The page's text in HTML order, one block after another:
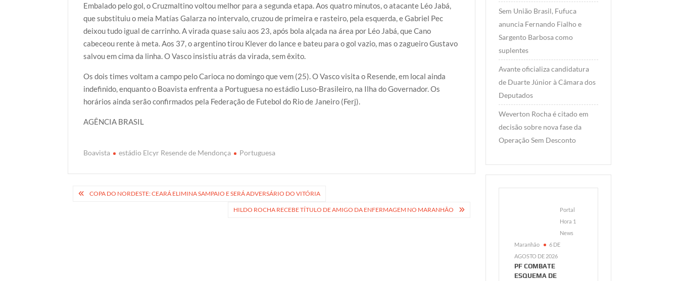
Embalado pelo gol, o Cruzmaltino voltou melhor para a segunda etapa. Aos quatro minutos, o atacante Léo Jabá,
que substituiu o meia Matías Galarza no intervalo, cruzou de primeira e rasteiro, pela esquerda, e Gabriel Pec
deixou tudo igual de carrinho. A virada quase saiu aos 23, após bola alçada na área por Léo Jabá, que Cano
cabeceou rente à meta. Aos 37, o argentino tirou Klever do lance e bateu para o gol vazio, mas o zagueiro Gustavo
salvou em cima da linha. O Vasco insistiu atrás da virada, sem êxito.
Os dois times voltam a campo pelo Carioca no domingo que vem (25). O Vasco visita o Resende, em local ainda
indefinido, enquanto o Boavista enfrenta a Portuguesa no estádio Luso-Brasileiro, na Ilha do Governador. Os
horários ainda serão confirmados pela Federação de Futebol do Rio de Janeiro (Ferj).
AGÊNCIA BRASIL
Boavista estádio Elcyr Resende de Mendonça Portuguesa
Navegação
COPA DO NORDESTE: CEARÁ ELIMINA SAMPAIO E SERÁ ADVERSÁRIO DO VITÓRIA
HILDO ROCHA RECEBE TÍTULO DE AMIGO DA ENFERMAGEM NO MARANHÃO
Sem União Brasil, Fufuca
anuncia Fernando Fialho e
Sargento Barbosa como
suplentes
Avante oficializa candidatura
de Duarte Júnior à Câmara dos
Deputados
Weverton Rocha é citado em
decisão sobre nova fase da
Operação Sem Desconto
Portal
Hora 1
News
Maranhão
6 DE
AGOSTO DE 2026
PF COMBATE
ESQUEMA DE